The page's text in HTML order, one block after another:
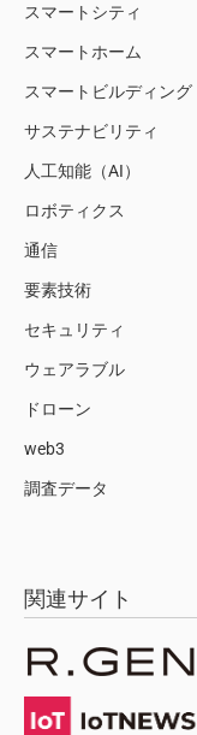
スマートシティ
スマートホーム
スマートビルディング
サステナビリティ
人工知能（AI）
ロボティクス
通信
要素技術
セキュリティ
ウェアラブル
ドローン
web3
調査データ
関連サイト